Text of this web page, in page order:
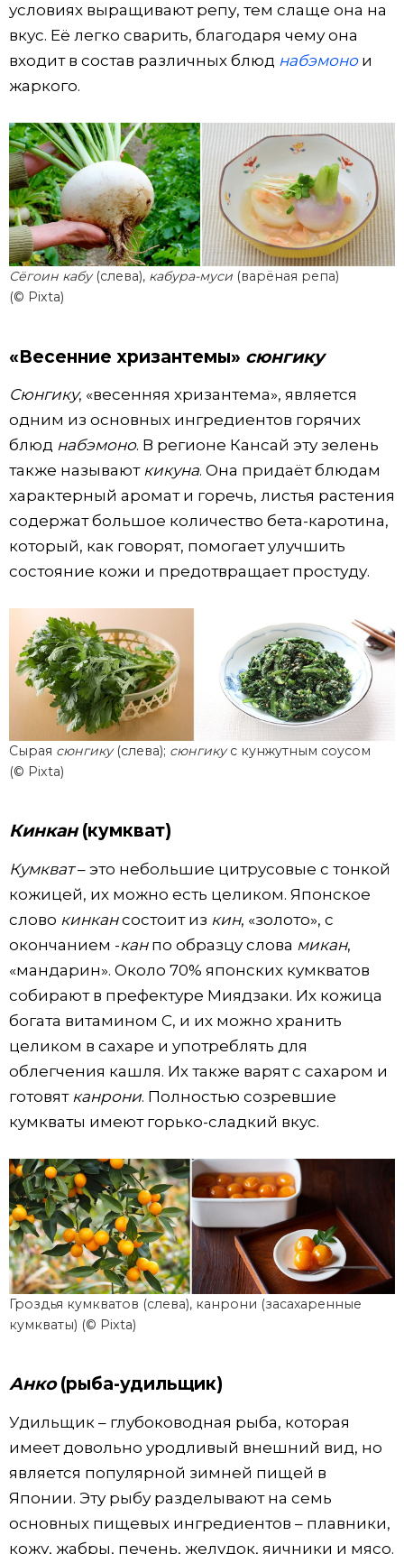
условиях выращивают репу, тем слаще она на
вкус. Её легко сварить, благодаря чему она
входит в состав различных блюд набэмонои
жаркого.
Сёгоин кабу(слева), кабура-муси(варёная репа)
(© Pixta)
«Весенние хризантемы» сюнгику
Сюнгику, «весенняя хризантема», является
одним из основных ингредиентов горячих
блюд набэмоно. В регионе Кансай эту зелень
также называют кикуна. Она придаёт блюдам
характерный аромат и горечь, листья растения
содержат большое количество бета-каротина,
который, как говорят, помогает улучшить
состояние кожи и предотвращает простуду.
Сырая сюнгику(слева); сюнгикус кунжутным соусом
(© Pixta)
Кинкан(кумкват)
Кумкват– это небольшие цитрусовые с тонкой
кожицей, их можно есть целиком. Японское
слово кинкансостоит из кин, «золото», с
окончанием -канпо образцу слова микан,
«мандарин». Около 70% японских кумкватов
собирают в префектуре Миядзаки. Их кожица
богата витамином С, и их можно хранить
целиком в сахаре и употреблять для
облегчения кашля. Их также варят с сахаром и
готовят канрони. Полностью созревшие
кумкваты имеют горько-сладкий вкус.
Гроздья кумкватов (слева), канрони (засахаренные
кумкваты) (© Pixta)
Анко(рыба-удильщик)
Удильщик – глубоководная рыба, которая
имеет довольно уродливый внешний вид, но
является популярной зимней пищей в
Японии. Эту рыбу разделывают на семь
основных пищевых ингредиентов – плавники,
кожу, жабры, печень, желудок, яичники и мясо.